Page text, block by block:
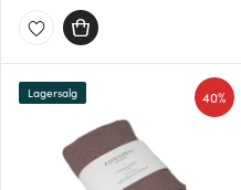
40%
Lagersalg